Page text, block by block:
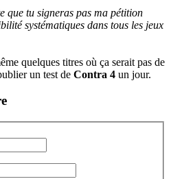
que tu signeras pas ma pétition
systématiques dans tous les jeux
quelques titres où ça serait pas de
un test de Contra 4 un jour.